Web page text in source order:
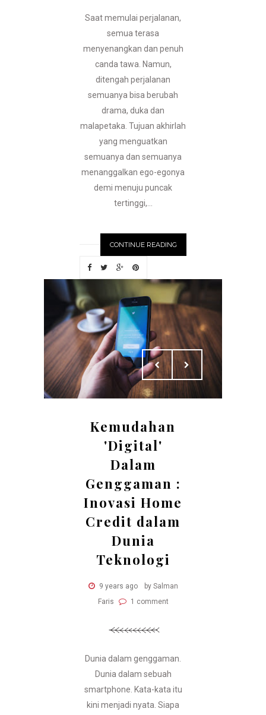
Saat memulai perjalanan,
semua terasa
menyenangkan dan penuh
canda tawa. Namun,
ditengah perjalanan
semuanya bisa berubah
drama, duka dan
malapetaka. Tujuan akhirlah
yang menguatkan
semuanya dan semuanya
menanggalkan ego-egonya
demi menuju puncak
tertinggi,...
CONTINUE READING
Kemudahan
'Digital'
Dalam
Genggaman :
Inovasi Home
Credit dalam
Dunia
Teknologi
9 years ago
by Salman
Faris
1 comment
Dunia dalam genggaman.
Dunia dalam sebuah
smartphone. Kata-kata itu
kini menjadi nyata. Siapa